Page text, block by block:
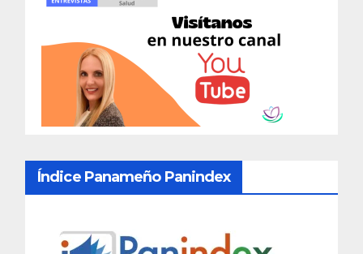
Índice Panameño Panindex